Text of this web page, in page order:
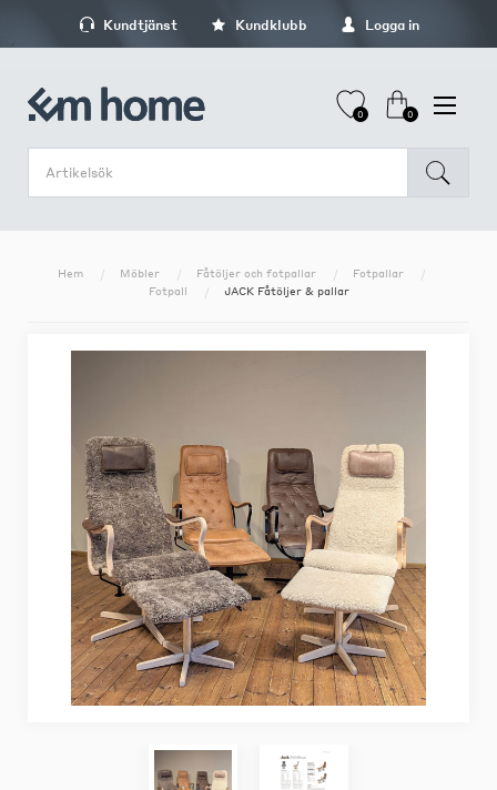
Kundtjänst Kundklubb Logga in
0 0
Hem Möbler Fåtöljer och fotpallar
Fotpallar
Fotpall
JACK Fåtöljer & pallar